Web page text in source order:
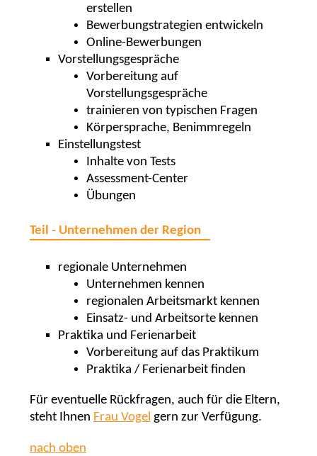
erstellen
Bewerbungstrategien entwickeln
Online-Bewerbungen
Vorstellungsgespräche
Vorbereitung auf
Vorstellungsgespräche
trainieren von typischen Fragen
Körpersprache, Benimmregeln
Einstellungstest
Inhalte von Tests
Assessment-Center
Übungen
Teil - Unternehmen der Region
regionale Unternehmen
Unternehmen kennen
regionalen Arbeitsmarkt kennen
Einsatz- und Arbeitsorte kennen
Praktika und Ferienarbeit
Vorbereitung auf das Praktikum
Praktika / Ferienarbeit finden
Für eventuelle Rückfragen, auch für die Eltern,
steht Ihnen Frau Vogel gern zur Verfügung.
nach oben